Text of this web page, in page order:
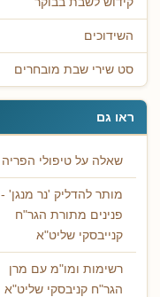
השידוכים
סט שירי שבת מובחרים
ראו גם
שאלה על טיפולי הפריה
מותר להדליק 'נר מנגן' -
פנינים מתורת הגר"ח
קנייבסקי שליט"א
רשימות ומו"מ עם מרן
הגר"ח קניבסקי שליט"א